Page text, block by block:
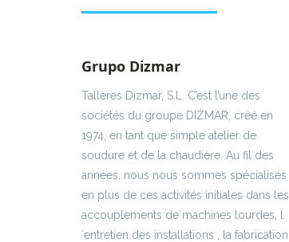
Grupo Dizmar
Talleres Dizmar, S.L. C’est l’une des
sociétés du groupe DIZMAR, créé en
1974, en tant que simple atelier de
soudure et de la chaudière. Au fil des
années, nous nous sommes spécialisés
en plus de ces activités initiales dans les
accouplements de machines lourdes, l
´entretien des installations , la fabrication